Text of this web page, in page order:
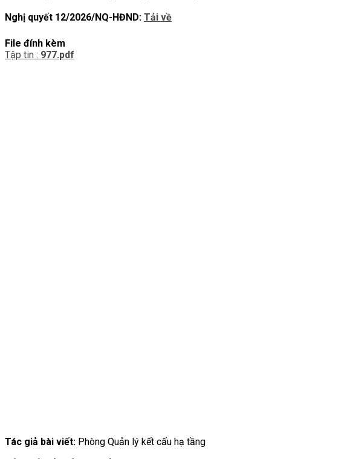
Nghị quyết 12/2026/NQ-HĐND: Tải về
File đính kèm
Tập tin : 977.pdf
Tác giả bài viết: Phòng Quản lý kết cấu hạ tầng